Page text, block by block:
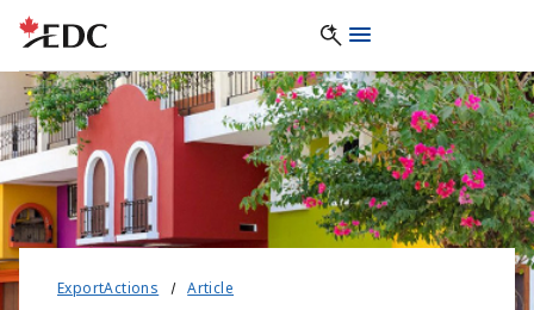
ExportActions Article